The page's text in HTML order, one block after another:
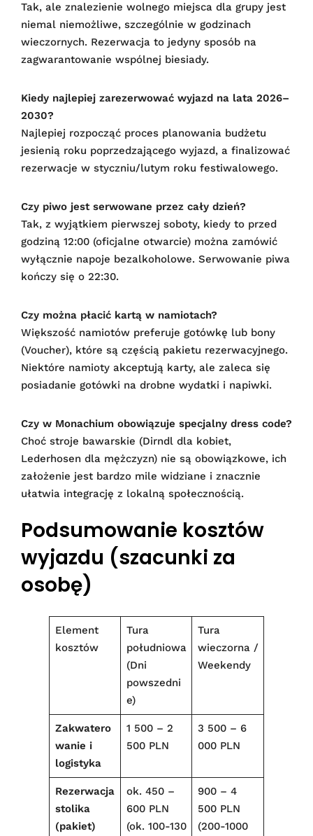
Tak, ale znalezienie wolnego miejsca dla grupy jest
niemal niemożliwe, szczególnie w godzinach
wieczornych. Rezerwacja to jedyny sposób na
zagwarantowanie wspólnej biesiady.
Kiedy najlepiej zarezerwować wyjazd na lata 2026–
2030?
Najlepiej rozpocząć proces planowania budżetu
jesienią roku poprzedzającego wyjazd, a finalizować
rezerwacje w styczniu/lutym roku festiwalowego.
Czy piwo jest serwowane przez cały dzień?
Tak, z wyjątkiem pierwszej soboty, kiedy to przed
godziną 12:00 (oficjalne otwarcie) można zamówić
wyłącznie napoje bezalkoholowe. Serwowanie piwa
kończy się o 22:30.
Czy można płacić kartą w namiotach?
Większość namiotów preferuje gotówkę lub bony
(Voucher), które są częścią pakietu rezerwacyjnego.
Niektóre namioty akceptują karty, ale zaleca się
posiadanie gotówki na drobne wydatki i napiwki.
Czy w Monachium obowiązuje specjalny dress code?
Choć stroje bawarskie (Dirndl dla kobiet,
Lederhosen dla mężczyzn) nie są obowiązkowe, ich
założenie jest bardzo mile widziane i znacznie
ułatwia integrację z lokalną społecznością.
Podsumowanie kosztów
wyjazdu (szacunki za
osobę)
Element
kosztów
Tura
południowa
(Dni
powszedni
e)
Tura
wieczorna /
Weekendy
Zakwatero
wanie i
logistyka
1 500 – 2
500 PLN
3 500 – 6
000 PLN
Rezerwacja
stolika
(pakiet)
ok. 450 –
600 PLN
(ok. 100-130
900 – 4
500 PLN
(200-1000